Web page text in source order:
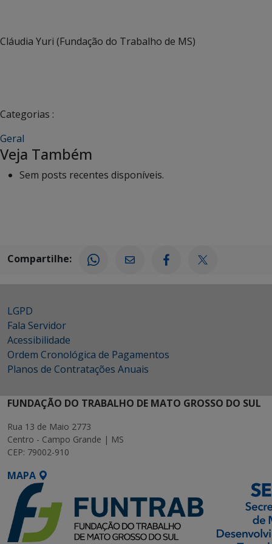
Cláudia Yuri (Fundação do Trabalho de MS)
Categorias :
Geral
Veja Também
Sem posts recentes disponíveis.
Compartilhe:
LGPD
Fala Servidor
Acessibilidade
Ordem Cronológica de Pagamentos
Planos de Contratações Anuais
FUNDAÇÃO DO TRABALHO DE MATO GROSSO DO SUL
Rua 13 de Maio 2773
Centro - Campo Grande | MS
CEP: 79002-910
MAPA